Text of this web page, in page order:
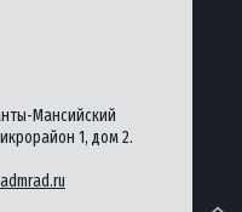
Мансийский
1, дом 2.